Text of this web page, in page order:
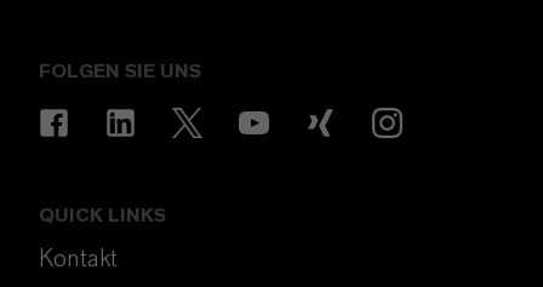
FOLGEN SIE UNS
QUICK LINKS
Kontakt